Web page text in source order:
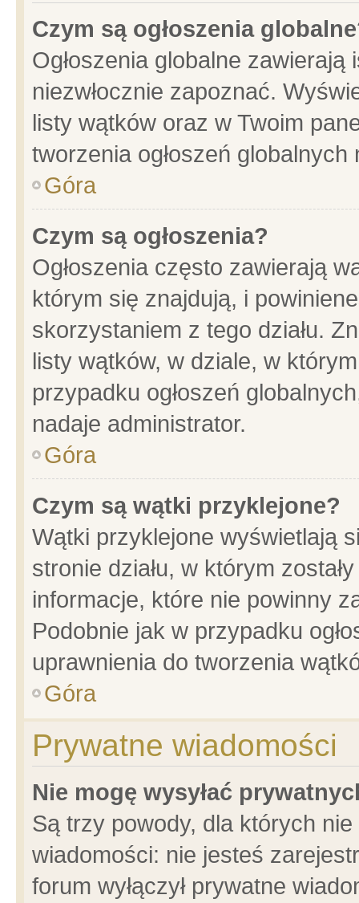
Czym są ogłoszenia
Ogłoszenia globalne
niezwłocznie zapoznać.
listy wątków oraz w Twoim
tworzenia ogłoszeń
Góra
Czym są ogłoszenia?
Ogłoszenia często zawierają
którym się znajdują, i
skorzystaniem z tego działu.
listy wątków, w dziale, w
przypadku ogłoszeń
nadaje administrator.
Góra
Czym są wątki przyklejone?
Wątki przyklejone wyświetlają
stronie działu, w którym
informacje, które nie powinny
Podobnie jak w przypadku
uprawnienia do tworzenia
Góra
Prywatne wiadomości
Nie mogę wysyłać
Są trzy powody, dla których
wiadomości: nie jesteś
forum wyłączył prywatne